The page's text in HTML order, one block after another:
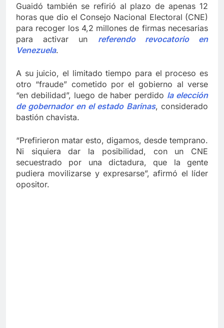
Guaidó también se refirió al plazo de apenas 12
horas que dio el Consejo Nacional Electoral (CNE)
para recoger los 4,2 millones de firmas necesarias
para activar un referendo revocatorio en
Venezuela.
A su juicio, el limitado tiempo para el proceso es
otro “fraude” cometido por el gobierno al verse
“en debilidad”, luego de haber perdido la elección
de gobernador en el estado Barinas, considerado
bastión chavista.
“Prefirieron matar esto, digamos, desde temprano.
Ni siquiera dar la posibilidad, con un CNE
secuestrado por una dictadura, que la gente
pudiera movilizarse y expresarse”, afirmó el líder
opositor.